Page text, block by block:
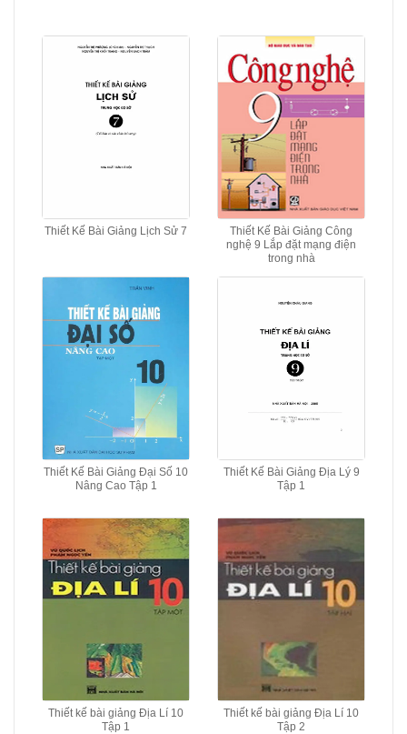
Thiết Kế Bài Giảng Lịch Sử 7
Thiết Kế Bài Giảng Công
nghệ 9 Lắp đặt mạng điện
trong nhà
Thiết Kế Bài Giảng Đại Số 10
Nâng Cao Tập 1
Thiết Kế Bài Giảng Địa Lý 9
Tập 1
Thiết kế bài giảng Địa Lí 10
Tập 1
Thiết kế bài giảng Địa Lí 10
Tập 2